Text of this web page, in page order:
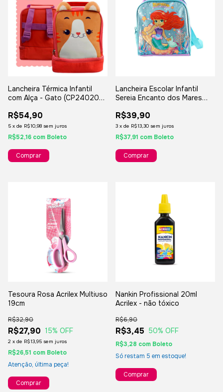
Lancheira Térmica Infantil
com Alça - Gato (CP24020L-
R$54,90
5 x de R$10,98 sem juros
R$52,16 com Boleto
Lancheira Escolar Infantil
Sereia Encanto dos Mares
R$39,90
3 x de R$13,30 sem juros
R$37,91 com Boleto
Tesoura Rosa Acrilex Multiuso
19cm
R$27,90
R$32,90
15% OFF
2 x de R$13,95 sem juros
R$26,51 com Boleto
Atenção, última peça!
Nankin Profissional 20ml
Acrilex - não tóxico
R$3,45
R$6,90
50% OFF
R$3,28 com Boleto
Só restam 5 em estoque!